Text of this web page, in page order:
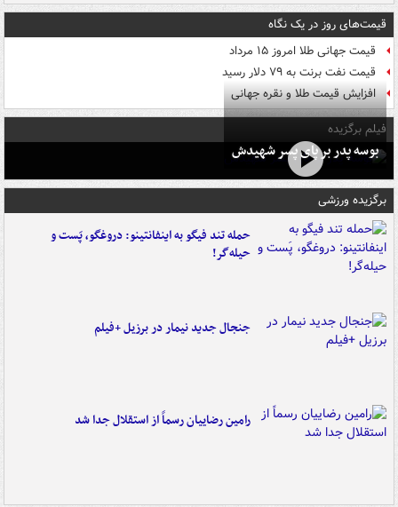
قیمت‌های روز در یک نگاه
قیمت جهانی طلا امروز ۱۵ مرداد
قیمت نفت برنت به ۷۹ دلار رسید
افزایش قیمت طلا و نقره جهانی
فیلم برگزیده
بوسه‌ پدر بر پای پسر شهیدش
برگزیده ورزشی
حمله تند فیگو به اینفانتینو: دروغگو، پَست‌ و
حیله‌گر!
جنجال جدید نیمار در برزیل +فیلم
رامین رضاییان رسماً از استقلال جدا شد